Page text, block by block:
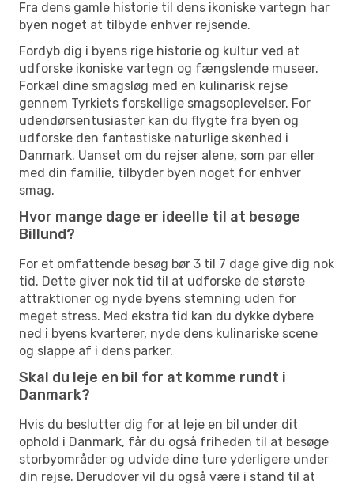
Fra dens gamle historie til dens ikoniske vartegn har
byen noget at tilbyde enhver rejsende.
Fordyb dig i byens rige historie og kultur ved at
udforske ikoniske vartegn og fængslende museer.
Forkæl dine smagsløg med en kulinarisk rejse
gennem Tyrkiets forskellige smagsoplevelser. For
udendørsentusiaster kan du flygte fra byen og
udforske den fantastiske naturlige skønhed i
Danmark. Uanset om du rejser alene, som par eller
med din familie, tilbyder byen noget for enhver
smag.
Hvor mange dage er ideelle til at besøge
Billund?
For et omfattende besøg bør 3 til 7 dage give dig nok
tid. Dette giver nok tid til at udforske de største
attraktioner og nyde byens stemning uden for
meget stress. Med ekstra tid kan du dykke dybere
ned i byens kvarterer, nyde dens kulinariske scene
og slappe af i dens parker.
Skal du leje en bil for at komme rundt i
Danmark?
Hvis du beslutter dig for at leje en bil under dit
ophold i Danmark, får du også friheden til at besøge
storbyområder og udvide dine ture yderligere under
din rejse. Derudover vil du også være i stand til at